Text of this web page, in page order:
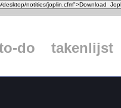
do takenlijst